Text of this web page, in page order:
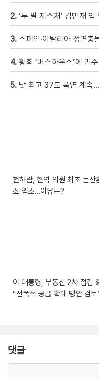
2. ‘두 팔 제스처’ 김민재
3. 스페인·이탈리아 정면충돌
4. 황희 ‘버스하우스’에 민주
5. 낮 최고 37도 폭염 계속
천하람, 현역 의원 최초 논산
소 입소…이유는?
이 대통령, 부동산 2차 점검
“전폭적 공급 확대 방안 검토
댓글